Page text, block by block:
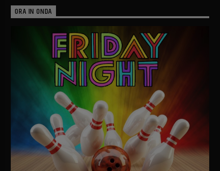
ORA IN ONDA